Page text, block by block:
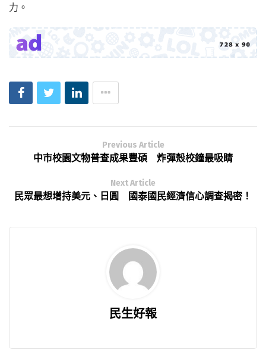
力。
Previous Article
中市校園文物普查成果豐碩 炸彈殼校鐘最吸睛
Next Article
民眾最想增持美元、日圓 國泰國民經濟信心調查揭密！
民生好報